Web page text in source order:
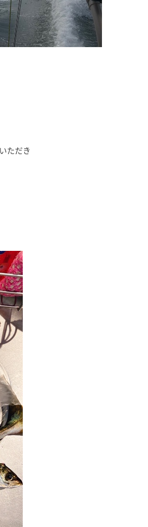
ただき